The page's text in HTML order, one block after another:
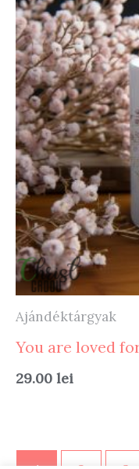
Ajándéktárgyak
You are loved
29.00 lei